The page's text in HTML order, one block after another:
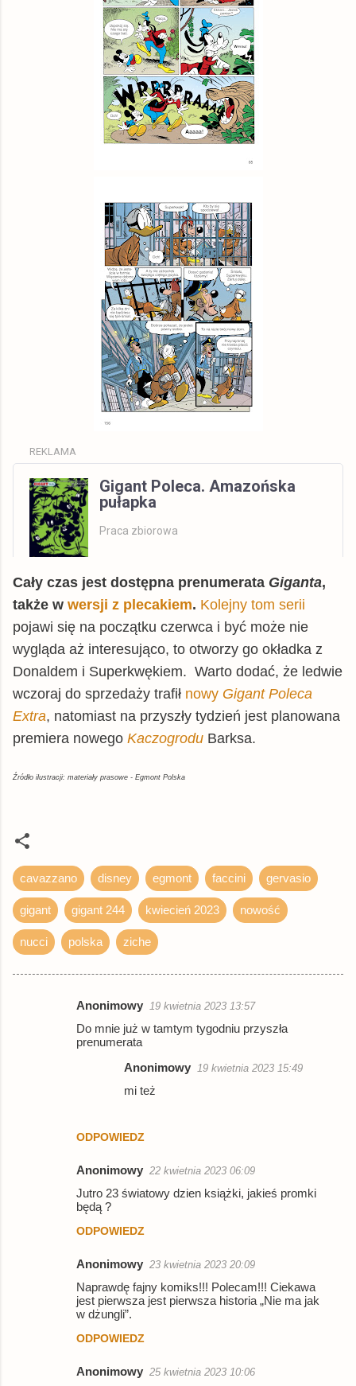
REKLAMA
Gigant Poleca. Amazońska
pułapka
Praca zbiorowa
Wszystkie
Allegro
książka
19,48 zł
Empik
książka 39,99 zł
© BUY.BOX
Cały czas jest dostępna prenumerata Giganta,
także w wersji z plecakiem. Kolejny tom serii
pojawi się na początku czerwca i być może nie
wygląda aż interesująco, to otworzy go okładka z
Donaldem i Superkwękiem. Warto dodać, że ledwie
wczoraj do sprzedaży trafił nowy Gigant Poleca
Extra, natomiast na przyszły tydzień jest planowana
premiera nowego Kaczogrodu Barksa.
Źródło ilustracji: materiały prasowe - Egmont Polska
cavazzano disney egmont faccini gervasio
gigant gigant 244 kwiecień 2023 nowość
nucci polska ziche
Anonimowy 19 kwietnia 2023 13:57
Do mnie już w tamtym tygodniu przyszła
prenumerata
ODPOWIEDZ
Anonimowy 19 kwietnia 2023 15:49
mi też
Anonimowy 22 kwietnia 2023 06:09
Jutro 23 światowy dzien książki, jakieś promki
będą ?
ODPOWIEDZ
Anonimowy 23 kwietnia 2023 20:09
Naprawdę fajny komiks!!! Polecam!!! Ciekawa
jest pierwsza jest pierwsza historia „Nie ma jak
w dżungli”.
ODPOWIEDZ
Anonimowy 25 kwietnia 2023 10:06